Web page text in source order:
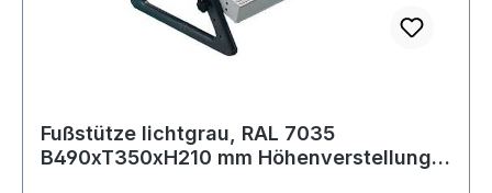
Fußstütze lichtgrau, RAL 7035
B490xT350xH210 mm Höhenverstellung